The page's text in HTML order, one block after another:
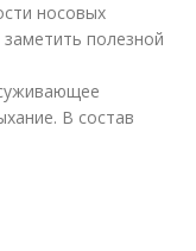
носовых
полезной
В состав